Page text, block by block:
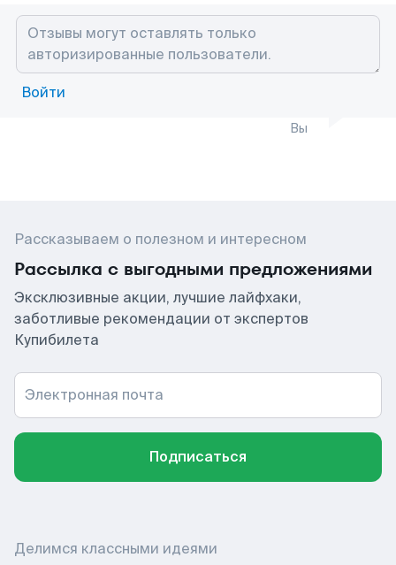
Войти
Вы
Рассказываем о полезном и интересном
Рассылка с выгодными предложениями
Эксклюзивные акции, лучшие лайфхаки,
заботливые рекомендации от экспертов
Купибилета
Электронная почта
Подписаться
Делимся классными идеями